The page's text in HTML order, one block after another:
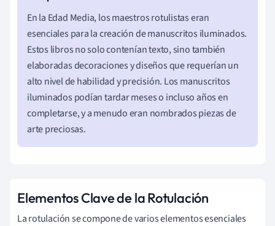
En la Edad Media, los maestros rotulistas eran
esenciales para la creación de manuscritos iluminados.
Estos libros no solo contenían texto, sino también
elaboradas decoraciones y diseños que requerían un
alto nivel de habilidad y precisión. Los manuscritos
iluminados podían tardar meses o incluso años en
completarse, y a menudo eran nombrados piezas de
arte preciosas.
Elementos Clave de la Rotulación
La rotulación se compone de varios elementos esenciales